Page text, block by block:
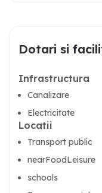
Dotari si
Infrastructura
Canalizare
Electricitate
Locatii
Transport public
nearFoodLeisure
schools